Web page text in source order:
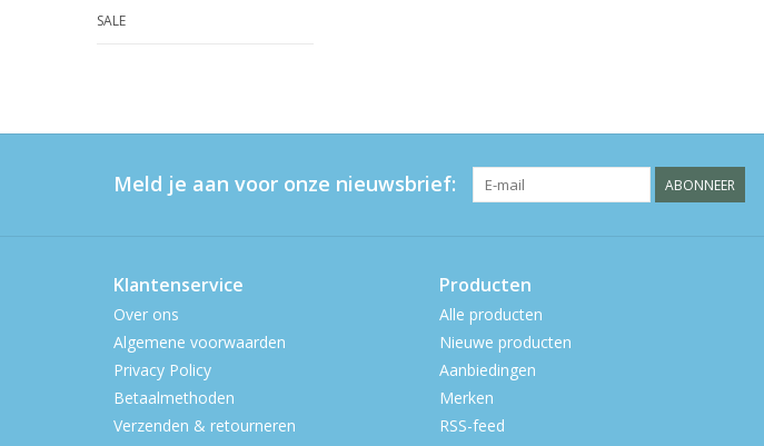
SALE
Meld je aan voor onze nieuwsbrief: ABONNEER
Klantenservice
Over ons
Algemene voorwaarden
Privacy Policy
Betaalmethoden
Verzenden & retourneren
Producten
Alle producten
Nieuwe producten
Aanbiedingen
Merken
RSS-feed